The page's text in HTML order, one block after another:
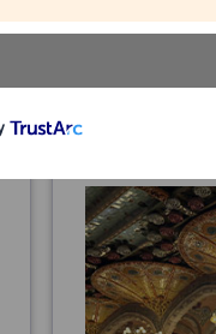
木・金・土・
8月3・10・12・31
11月2・3・16・
12月1・8・14・
1月11・25・26
2月2・8・9・15
3月2・15・16・
(除外日は空席カ